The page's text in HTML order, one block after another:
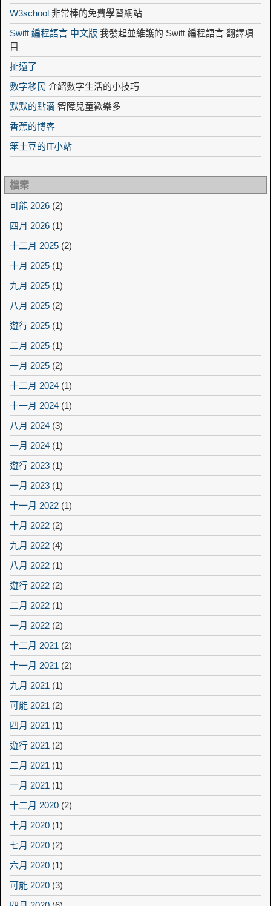
W3school 非常棒的免費學習網站
Swift 編程語言 中文版 我發起並維護的 Swift 編程語言 翻譯項
目
扯遠了
數字移民 介紹數字生活的小技巧
默默的點滴 智障兒童歡樂多
香蕉的博客
笨土豆的IT小站
檔案
可能 2026 (2)
四月 2026 (1)
十二月 2025 (2)
十月 2025 (1)
九月 2025 (1)
八月 2025 (2)
遊行 2025 (1)
二月 2025 (1)
一月 2025 (2)
十二月 2024 (1)
十一月 2024 (1)
八月 2024 (3)
一月 2024 (1)
遊行 2023 (1)
一月 2023 (1)
十一月 2022 (1)
十月 2022 (2)
九月 2022 (4)
八月 2022 (1)
遊行 2022 (2)
二月 2022 (1)
一月 2022 (2)
十二月 2021 (2)
十一月 2021 (2)
九月 2021 (1)
可能 2021 (2)
四月 2021 (1)
遊行 2021 (2)
二月 2021 (1)
一月 2021 (1)
十二月 2020 (2)
十月 2020 (1)
七月 2020 (2)
六月 2020 (1)
可能 2020 (3)